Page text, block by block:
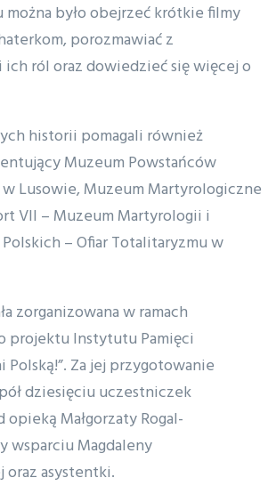
można było obejrzeć krótkie filmy
porozmawiać z
ról oraz dowiedzieć się więcej o
historii pomagali również
Muzeum Powstańców
Lusowie, Muzeum Martyrologiczne
VII – Muzeum Martyrologii i
– Ofiar Totalitaryzmu w
zorganizowana w ramach
projektu Instytutu Pamięci
Polską!”. Za jej przygotowanie
dziesięciu uczestniczek
Małgorzaty Rogal-
wsparciu Magdaleny
asystentki.